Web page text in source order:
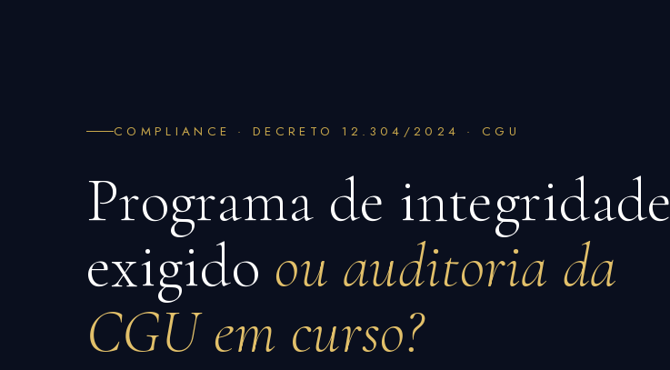
COMPLIANCE · DECRETO 12.304/2024 · CGU
Programa de integridade
exigido ou auditoria da
CGU em curso?